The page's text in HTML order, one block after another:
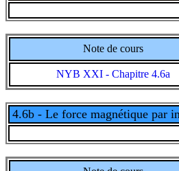
Note de cours
NYB XXI - Chapitre 4.6a
4.6b - Le force magnétique par